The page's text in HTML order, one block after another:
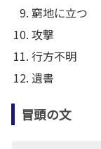
窮地に立つ
攻撃
行方不明
遺書
冒頭の文